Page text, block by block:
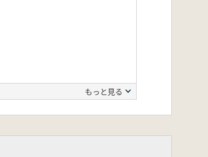
ならば、稲作などの植物利用
もっと見る